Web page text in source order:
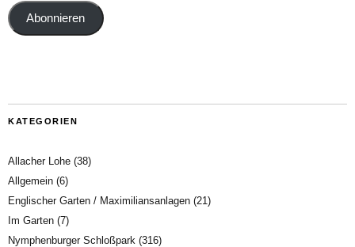
Abonnieren
KATEGORIEN
Allacher Lohe (38)
Allgemein (6)
Englischer Garten / Maximiliansanlagen (21)
Im Garten (7)
Nymphenburger Schloßpark (316)